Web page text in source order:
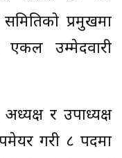
प्रमुखमा
एकल उम्मेदवारी
र उपाध्यक्ष
गरी ८ पदमा